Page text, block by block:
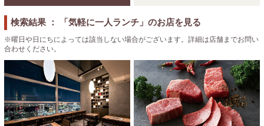
検索結果 ： 「気軽に一人ランチ」のお店を見る
※曜日や日にちによっては該当しない場合がございます。詳細は店舗までお問い
合わせください。